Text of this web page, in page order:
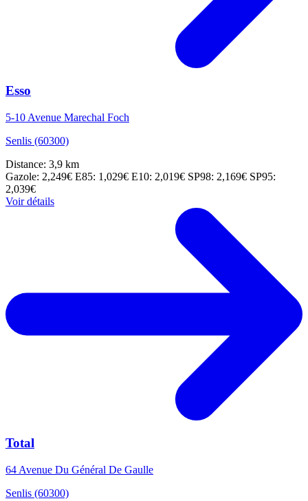
Esso
5-10 Avenue Marechal Foch
Senlis (60300)
Distance: 3,9 km
Gazole: 2,249€ E85: 1,029€ E10: 2,019€ SP98: 2,169€ SP95:
2,039€
Voir détails
Total
64 Avenue Du Général De Gaulle
Senlis (60300)